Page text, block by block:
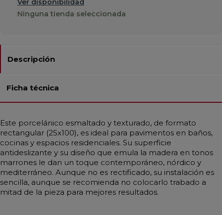
Ver disponibilidad
Ninguna tienda seleccionada
Descripción
Ficha técnica
Este porcelánico esmaltado y texturado, de formato
rectangular (25x100), es ideal para pavimentos en baños,
cocinas y espacios residenciales. Su superficie
antideslizante y su diseño que emula la madera en tonos
marrones le dan un toque contemporáneo, nórdico y
mediterráneo. Aunque no es rectificado, su instalación es
sencilla, aunque se recomienda no colocarlo trabado a
mitad de la pieza para mejores resultados.